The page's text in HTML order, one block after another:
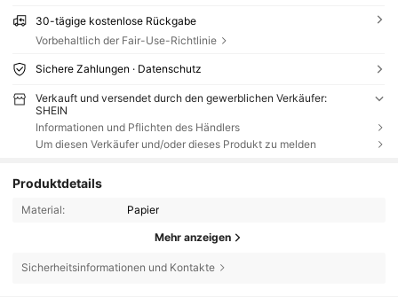
30-tägige kostenlose Rückgabe
Vorbehaltlich der Fair-Use-Richtlinie
Sichere Zahlungen · Datenschutz
Verkauft und versendet durch den gewerblichen Verkäufer:
SHEIN
Informationen und Pflichten des Händlers
Um diesen Verkäufer und/oder dieses Produkt zu melden
Produktdetails
Material: Papier
Mehr anzeigen
Sicherheitsinformationen und Kontakte